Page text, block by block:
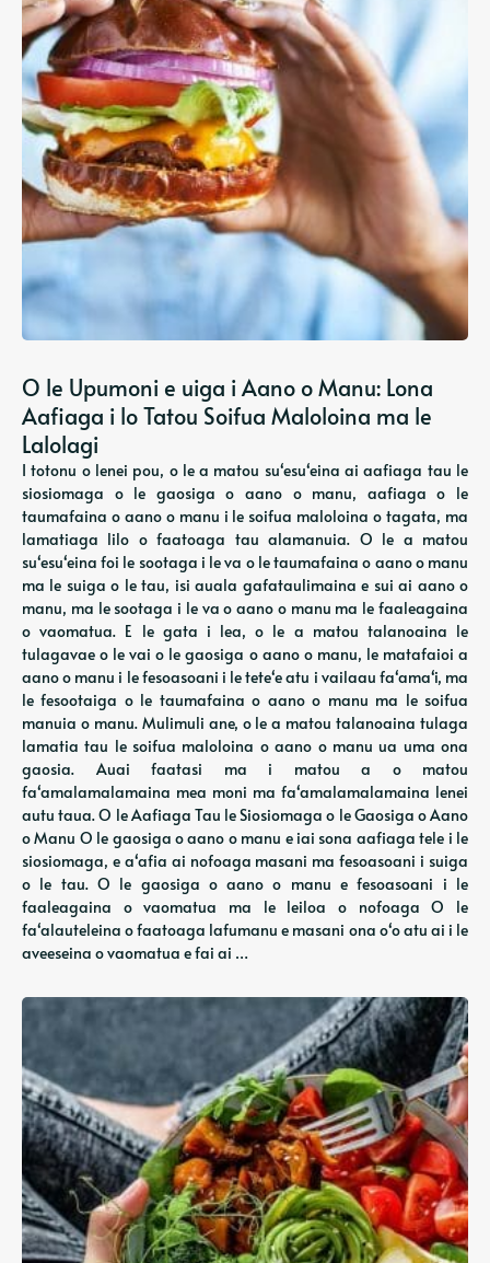
O le Upumoni e uiga i Aano o Manu: Lona
Aafiaga i lo Tatou Soifua Maloloina ma le
Lalolagi
I totonu o lenei pou, o le a matou suʻesuʻeina ai aafiaga tau le
siosiomaga o le gaosiga o aano o manu, aafiaga o le
taumafaina o aano o manu i le soifua maloloina o tagata, ma
lamatiaga lilo o faatoaga tau alamanuia. O le a matou
suʻesuʻeina foi le sootaga i le va o le taumafaina o aano o manu
ma le suiga o le tau, isi auala gafataulimaina e sui ai aano o
manu, ma le sootaga i le va o aano o manu ma le faaleagaina
o vaomatua. E le gata i lea, o le a matou talanoaina le
tulagavae o le vai o le gaosiga o aano o manu, le matafaioi a
aano o manu i le fesoasoani i le teteʻe atu i vailaau faʻamaʻi, ma
le fesootaiga o le taumafaina o aano o manu ma le soifua
manuia o manu. Mulimuli ane, o le a matou talanoaina tulaga
lamatia tau le soifua maloloina o aano o manu ua uma ona
gaosia. Auai faatasi ma i matou a o matou
faʻamalamalamaina mea moni ma faʻamalamalamaina lenei
autu taua. O le Aafiaga Tau le Siosiomaga o le Gaosiga o Aano
o Manu O le gaosiga o aano o manu e iai sona aafiaga tele i le
siosiomaga, e aʻafia ai nofoaga masani ma fesoasoani i suiga
o le tau. O le gaosiga o aano o manu e fesoasoani i le
faaleagaina o vaomatua ma le leiloa o nofoaga O le
faʻalauteleina o faatoaga lafumanu e masani ona oʻo atu ai i le
aveeseina o vaomatua e fai ai …